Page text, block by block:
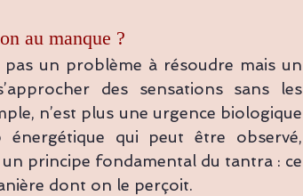
au manque ?
un problème à résoudre mais un
des sensations sans les
n’est plus une urgence biologique
qui peut être observé,
principe fondamental du tantra : ce
dont on le perçoit.